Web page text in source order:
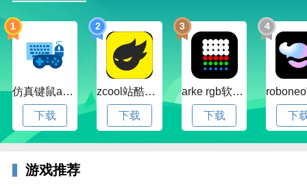
1
仿真键鼠app官方版下载v1.4.3.58 安卓最新版
下载
2
zcool站酷官方版下载v5.15.0 安卓最新版本
下载
3
arke rgb软件下载v20.0 安卓版
下载
4
下
游戏推荐